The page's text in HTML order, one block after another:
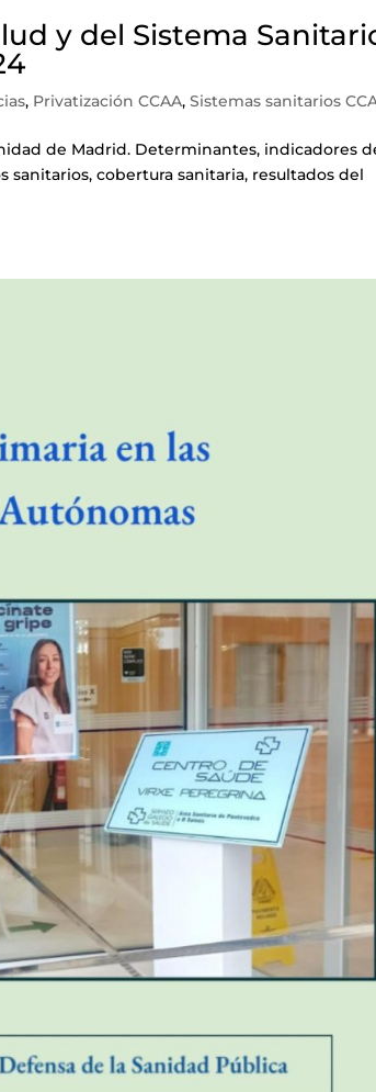
y del Sistema
, Privatización CCAA,Sistemas sanitarios
de Madrid. Determinantes, indicadores
sanitarios, cobertura sanitaria, resultados del